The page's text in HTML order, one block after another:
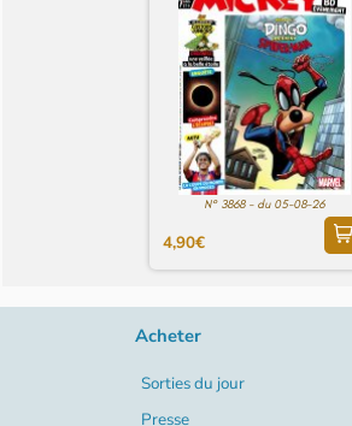
N° 3868 - du 05-08-26
4,90€
Acheter
Sorties du jour
Presse